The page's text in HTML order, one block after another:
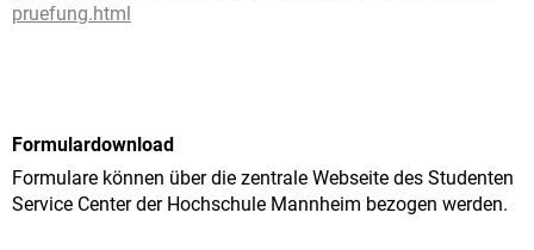
pruefung.html
Formulardownload
Formulare können über die zentrale Webseite des Studenten
Service Center der Hochschule Mannheim bezogen werden.